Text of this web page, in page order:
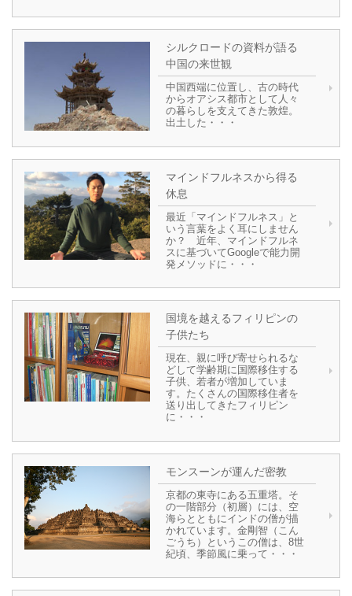
シルクロードの資料が語る
中国の来世観
中国西端に位置し、古の時代
からオアシス都市として人々
の暮らしを支えてきた敦煌。
出土した・・・
マインドフルネスから得る
休息
最近「マインドフルネス」と
いう言葉をよく耳にしません
か？ 近年、マインドフルネ
スに基づいてGoogleで能力開
発メソッドに・・・
国境を越えるフィリピンの
子供たち
現在、親に呼び寄せられるな
どして学齢期に国際移住する
子供、若者が増加していま
す。たくさんの国際移住者を
送り出してきたフィリピン
に・・・
モンスーンが運んだ密教
京都の東寺にある五重塔。そ
の一階部分（初層）には、空
海らとともにインドの僧が描
かれています。金剛智（こん
ごうち）というこの僧は、8世
紀頃、季節風に乗って・・・